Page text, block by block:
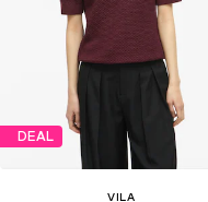
DEAL
VILA